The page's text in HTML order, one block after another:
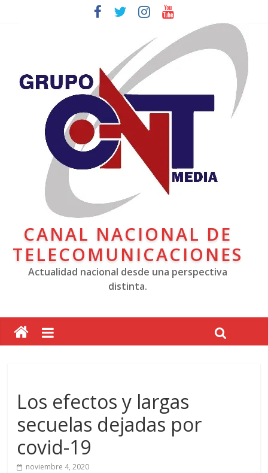
CANAL NACIONAL DE
TELECOMUNICACIONES
Actualidad nacional desde una perspectiva
distinta.
Los efectos y largas
secuelas dejadas por
covid-19
noviembre 4, 2020